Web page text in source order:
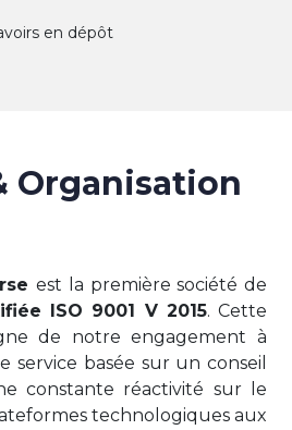
en dépôt
Organisation
est la première société de
ISO 9001 V 2015. Cette
de notre engagement à
basée sur un conseil
constante réactivité sur le
technologiques aux